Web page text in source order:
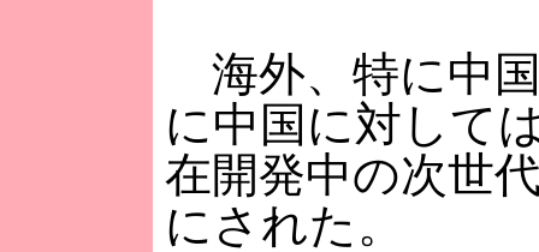
海外、特に中
に中国に対して
在開発中の次世
にされた。